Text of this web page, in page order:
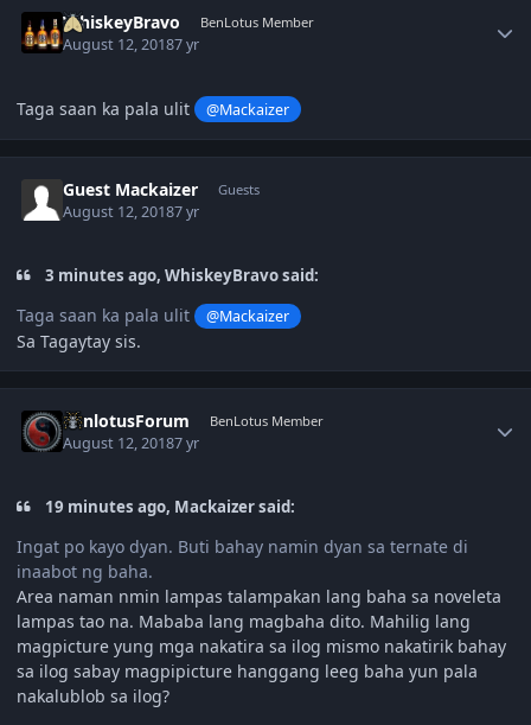
WhiskeyBravo BenLotus Member
August 12, 20187 yr
Taga saan ka pala ulit @Mackaizer
Guest Mackaizer Guests
August 12, 20187 yr
3 minutes ago, WhiskeyBravo said:
Taga saan ka pala ulit @Mackaizer
Sa Tagaytay sis.
BenlotusForum BenLotus Member
August 12, 20187 yr
19 minutes ago, Mackaizer said:
Ingat po kayo dyan. Buti bahay namin dyan sa ternate di
inaabot ng baha.
Area naman nmin lampas talampakan lang baha sa noveleta
lampas tao na. Mababa lang magbaha dito. Mahilig lang
magpicture yung mga nakatira sa ilog mismo nakatirik bahay
sa ilog sabay magpipicture hanggang leeg baha yun pala
nakalublob sa ilog?